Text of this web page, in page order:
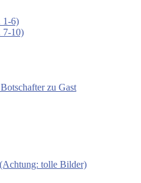
1-6)
7-10)
zu Gast
tolle Bilder)